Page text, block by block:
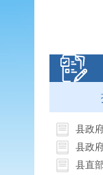
县政
县政
县直